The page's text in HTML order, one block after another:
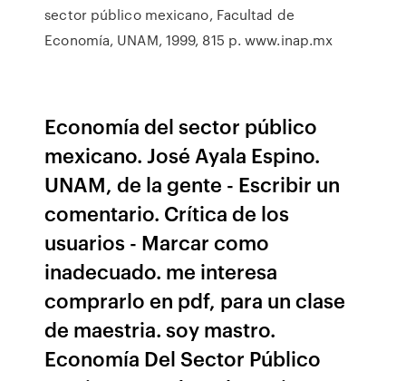
sector público mexicano, Facultad de
Economía, UNAM, 1999, 815 p. www.inap.mx
Economía del sector público
mexicano. José Ayala Espino.
UNAM, de la gente - Escribir un
comentario. Crítica de los
usuarios - Marcar como
inadecuado. me interesa
comprarlo en pdf, para un clase
de maestria. soy mastro.
Economía Del Sector Público